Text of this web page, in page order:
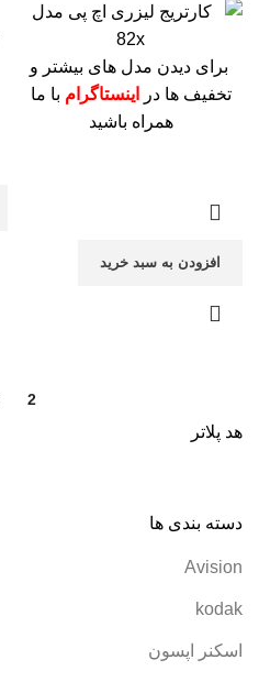
دسته بندی ها
Avision
kodak
اسکنر اپسون
برای دیدن مدل های بیشتر و
تخفیف ها در
اینستاگرام با ما
همراه باشید
افزودن به سبد خرید
2
هد پلاتر